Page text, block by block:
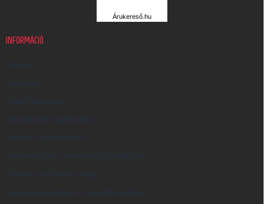
U
Árukereső.hu
INFORMÁCIÓ
Rólunk
Kapcsolat
Üzleti feltételek
Adatkezelési tájékoztató
Termék visszaküldése
Reklamáció és reklamációs szabályzat
Szállítás és fizetés módja
Nagykereskedelem és együttműködés